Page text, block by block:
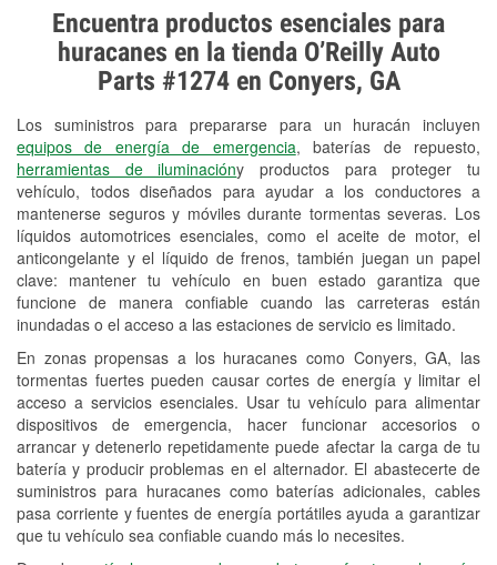
Encuentra productos esenciales para
huracanes en la tienda O’Reilly Auto
Parts #1274 en Conyers, GA
Los suministros para prepararse para un huracán incluyen
equipos de energía de emergencia, baterías de repuesto,
herramientas de iluminacióny productos para proteger tu
vehículo, todos diseñados para ayudar a los conductores a
mantenerse seguros y móviles durante tormentas severas. Los
líquidos automotrices esenciales, como el aceite de motor, el
anticongelante y el líquido de frenos, también juegan un papel
clave: mantener tu vehículo en buen estado garantiza que
funcione de manera confiable cuando las carreteras están
inundadas o el acceso a las estaciones de servicio es limitado.
En zonas propensas a los huracanes como Conyers, GA, las
tormentas fuertes pueden causar cortes de energía y limitar el
acceso a servicios esenciales. Usar tu vehículo para alimentar
dispositivos de emergencia, hacer funcionar accesorios o
arrancar y detenerlo repetidamente puede afectar la carga de tu
batería y producir problemas en el alternador. El abastecerte de
suministros para huracanes como baterías adicionales, cables
pasa corriente y fuentes de energía portátiles ayuda a garantizar
que tu vehículo sea confiable cuando más lo necesites.
Prueba de alternadores y
arrancadores
Revisión de la luz "Check Engine"
Reciclaje de baterías y aceite
Instalación de bombillas de faros
Instalación de limpiaparabrisas
Programa de Préstamo de
Herramientas
Rectificación de tambores y discos de
freno
Hurricane Supplies
Conoce más